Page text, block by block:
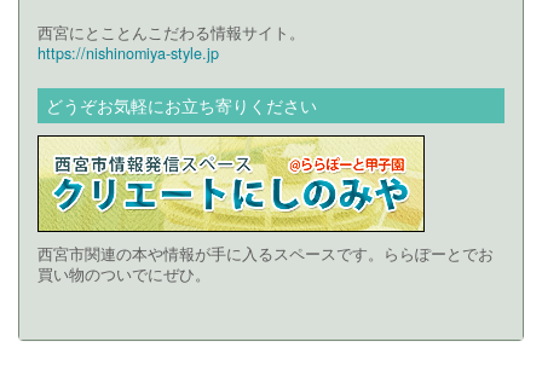
西宮にとことんこだわる情報サイト。
https://nishinomiya-style.jp
どうぞお気軽にお立ち寄りください
西宮市関連の本や情報が手に入るスペースです。ららぽーとでお
買い物のついでにぜひ。